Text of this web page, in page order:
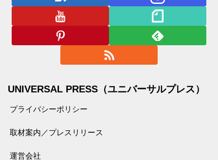
UNIVERSAL PRESS（ユニバーサルプレス）
プライバシーポリシー
取材案内／プレスリリース
運営会社